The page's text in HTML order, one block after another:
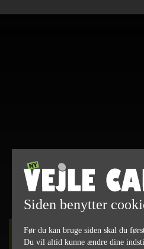
DET SKER
Siden benytter
Før du kan bruge siden skal du
Du vil altid kunne ændre dine